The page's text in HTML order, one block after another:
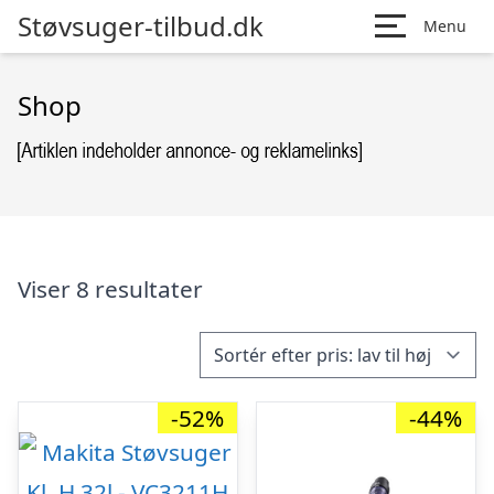
Støvsuger-tilbud.dk Menu
Shop
Viser 8 resultater
-52% -44%